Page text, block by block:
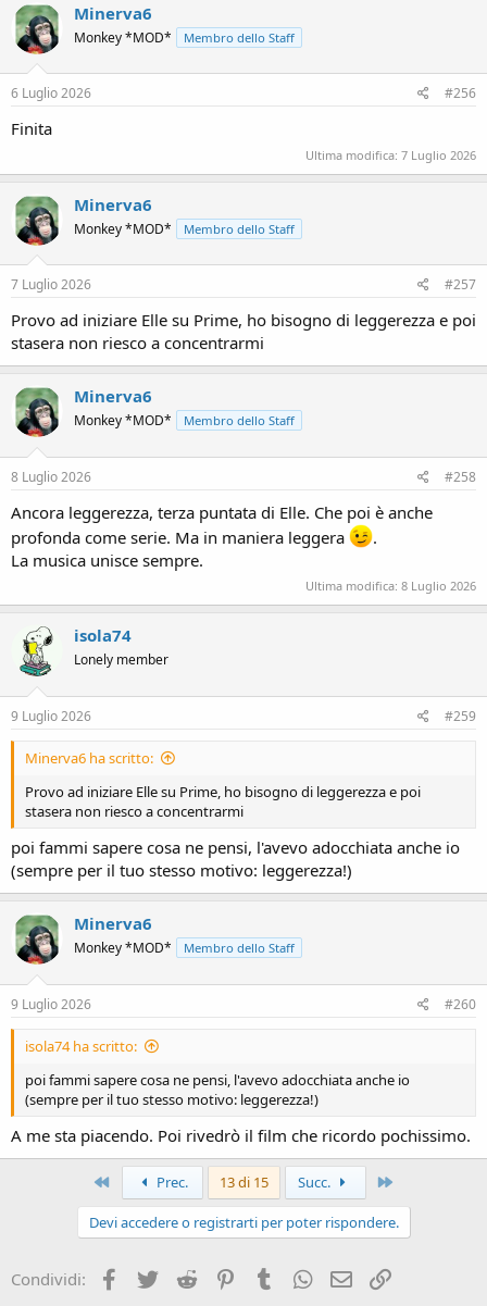
Minerva6
Monkey *MOD* Membro dello Staff
6 Luglio 2026 #256
Finita
Ultima modifica: 7 Luglio 2026
Minerva6
Monkey *MOD* Membro dello Staff
7 Luglio 2026 #257
Provo ad iniziare Elle su Prime, ho bisogno di leggerezza e poi
stasera non riesco a concentrarmi
Minerva6
Monkey *MOD* Membro dello Staff
8 Luglio 2026 #258
Ancora leggerezza, terza puntata di Elle. Che poi è anche
profonda come serie. Ma in maniera leggera
.
La musica unisce sempre.
Ultima modifica: 8 Luglio 2026
isola74
Lonely member
9 Luglio 2026 #259
Minerva6 ha scritto:
Provo ad iniziare Elle su Prime, ho bisogno di leggerezza e poi
stasera non riesco a concentrarmi
poi fammi sapere cosa ne pensi, l'avevo adocchiata anche io
(sempre per il tuo stesso motivo: leggerezza!)
Minerva6
Monkey *MOD* Membro dello Staff
9 Luglio 2026 #260
isola74 ha scritto:
poi fammi sapere cosa ne pensi, l'avevo adocchiata anche io
(sempre per il tuo stesso motivo: leggerezza!)
A me sta piacendo. Poi rivedrò il film che ricordo pochissimo.
Primo Prec. 13 di 15 Succ.
Devi accedere o registrarti per poter rispondere.
Condividi: Facebook
Twitter Reddit PinterestTumblrWhatsApp
e-mail